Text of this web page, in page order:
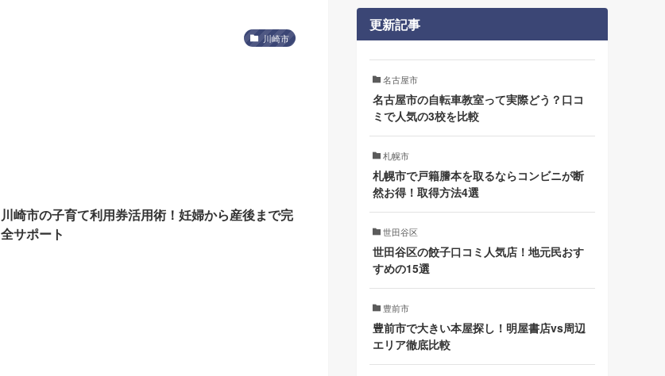
川崎市
川崎市の子育て利用券活用術！妊婦から産後まで完
全サポート
更新記事
名古屋市
名古屋市の自転車教室って実際どう？口コ
ミで人気の3校を比較
札幌市
札幌市で戸籍謄本を取るならコンビニが断
然お得！取得方法4選
世田谷区
世田谷区の餃子口コミ人気店！地元民おす
すめの15選
豊前市
豊前市で大きい本屋探し！明屋書店vs周辺
エリア徹底比較